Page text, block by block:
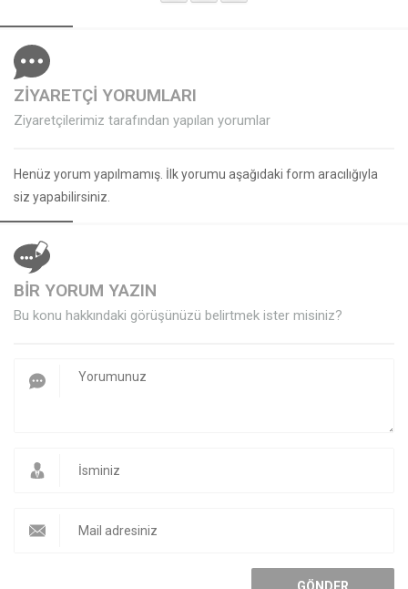
ZİYARETÇİ YORUMLARI
Ziyaretçilerimiz tarafından yapılan yorumlar
Henüz yorum yapılmamış. İlk yorumu aşağıdaki form aracılığıyla
siz yapabilirsiniz.
BİR YORUM YAZIN
Bu konu hakkındaki görüşünüzü belirtmek ister misiniz?